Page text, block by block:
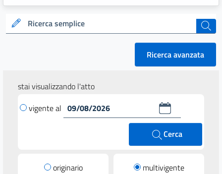
Ricerca semplice cerca
Ricerca avanzata
stai visualizzando l'atto
vigente al
Cerca
originario multivigente